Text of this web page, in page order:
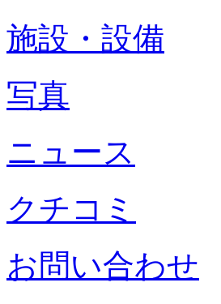
施設・設備
写真
ニュース
クチコミ
お問い合わせ